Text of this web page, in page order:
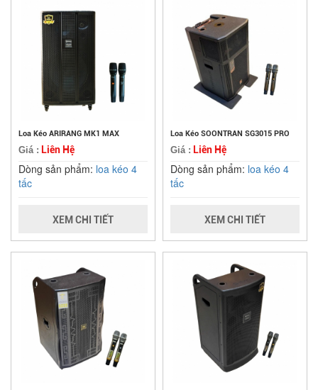
Loa Kéo ARIRANG MK1 MAX
Giá : Liên Hệ
Dòng sản phẩm: loa kéo 4
tấc
XEM CHI TIẾT
Loa Kéo SOONTRAN SG3015 PRO
Giá : Liên Hệ
Dòng sản phẩm: loa kéo 4
tấc
XEM CHI TIẾT